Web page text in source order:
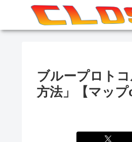
ブループロト
方法」【マップ